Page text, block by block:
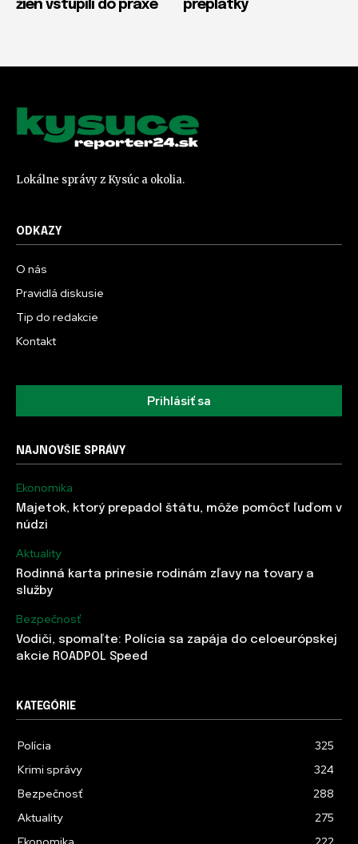
žien vstúpili do praxe
preplatky
Lokálne správy z Kysúc a okolia.
ODKAZY
O nás
Pravidlá diskusie
Tip do redakcie
Kontakt
Prihlásiť sa
NAJNOVŠIE SPRÁVY
Ekonomika
Majetok, ktorý prepadol štátu, môže pomôcť ľuďom v
núdzi
Aktuality
Rodinná karta prinesie rodinám zľavy na tovary a
služby
Bezpečnosť
Vodiči, spomaľte: Polícia sa zapája do celoeurópskej
akcie ROADPOL Speed
KATEGÓRIE
Polícia
325
Krimi správy
324
Bezpečnosť
288
Aktuality
275